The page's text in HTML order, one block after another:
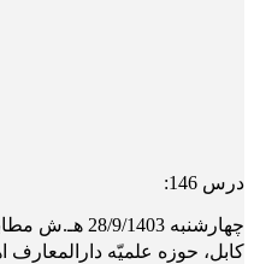
درس 146:
کابل، حوزه علمیّه دارالمعارف